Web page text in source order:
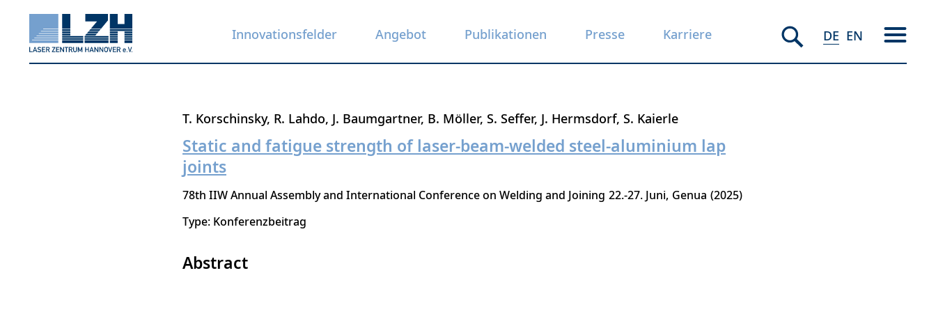
Innovationsfelder Angebot Publikationen Presse Karriere DE EN
T. Korschinsky R. Lahdo J. Baumgartner B. Möller S. Seffer J. Hermsdorf S. Kaierle
Static and fatigue strength of laser-beam-welded steel-aluminium lap
joints
78th IIW Annual Assembly and International Conference on Welding and Joining 22.-27. Juni Genua 2025
Type: Konferenzbeitrag
Abstract